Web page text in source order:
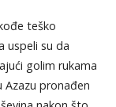
teško
uspeli su da
golim rukama
Azazu pronađen